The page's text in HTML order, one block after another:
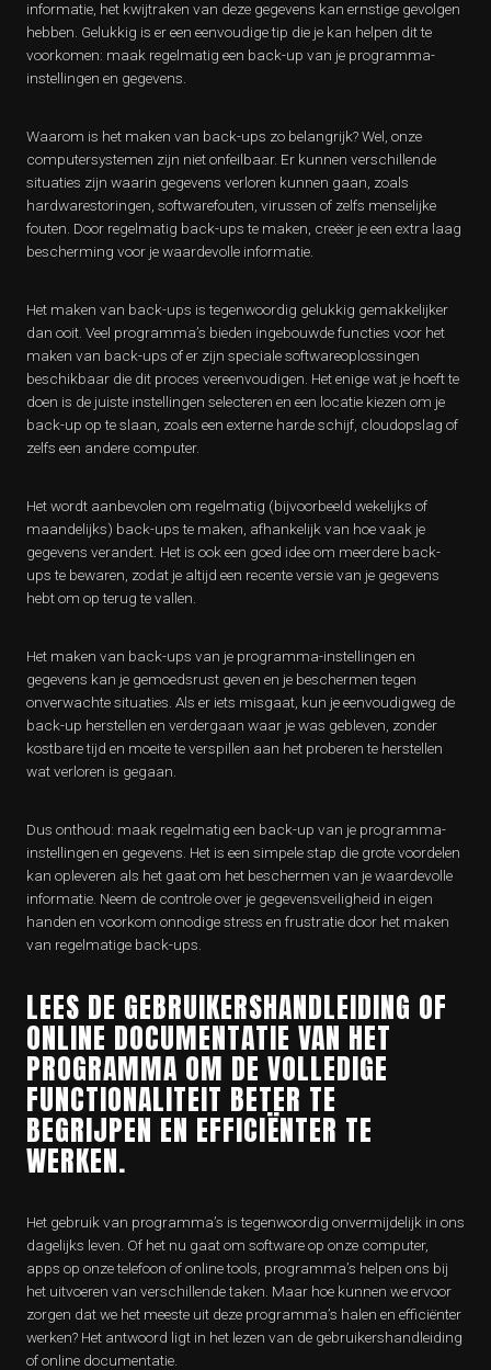
informatie, het kwijtraken van deze gegevens kan ernstige gevolgen
hebben. Gelukkig is er een eenvoudige tip die je kan helpen dit te
voorkomen: maak regelmatig een back-up van je programma-
instellingen en gegevens.
Waarom is het maken van back-ups zo belangrijk? Wel, onze
computersystemen zijn niet onfeilbaar. Er kunnen verschillende
situaties zijn waarin gegevens verloren kunnen gaan, zoals
hardwarestoringen, softwarefouten, virussen of zelfs menselijke
fouten. Door regelmatig back-ups te maken, creëer je een extra laag
bescherming voor je waardevolle informatie.
Het maken van back-ups is tegenwoordig gelukkig gemakkelijker
dan ooit. Veel programma’s bieden ingebouwde functies voor het
maken van back-ups of er zijn speciale softwareoplossingen
beschikbaar die dit proces vereenvoudigen. Het enige wat je hoeft te
doen is de juiste instellingen selecteren en een locatie kiezen om je
back-up op te slaan, zoals een externe harde schijf, cloudopslag of
zelfs een andere computer.
Het wordt aanbevolen om regelmatig (bijvoorbeeld wekelijks of
maandelijks) back-ups te maken, afhankelijk van hoe vaak je
gegevens verandert. Het is ook een goed idee om meerdere back-
ups te bewaren, zodat je altijd een recente versie van je gegevens
hebt om op terug te vallen.
Het maken van back-ups van je programma-instellingen en
gegevens kan je gemoedsrust geven en je beschermen tegen
onverwachte situaties. Als er iets misgaat, kun je eenvoudigweg de
back-up herstellen en verdergaan waar je was gebleven, zonder
kostbare tijd en moeite te verspillen aan het proberen te herstellen
wat verloren is gegaan.
Dus onthoud: maak regelmatig een back-up van je programma-
instellingen en gegevens. Het is een simpele stap die grote voordelen
kan opleveren als het gaat om het beschermen van je waardevolle
informatie. Neem de controle over je gegevensveiligheid in eigen
handen en voorkom onnodige stress en frustratie door het maken
van regelmatige back-ups.
LEES DE GEBRUIKERSHANDLEIDING OF
ONLINE DOCUMENTATIE VAN HET
PROGRAMMA OM DE VOLLEDIGE
FUNCTIONALITEIT BETER TE
BEGRIJPEN EN EFFICIËNTER TE
WERKEN.
Het gebruik van programma’s is tegenwoordig onvermijdelijk in ons
dagelijks leven. Of het nu gaat om software op onze computer,
apps op onze telefoon of online tools, programma’s helpen ons bij
het uitvoeren van verschillende taken. Maar hoe kunnen we ervoor
zorgen dat we het meeste uit deze programma’s halen en efficiënter
werken? Het antwoord ligt in het lezen van de gebruikershandleiding
of online documentatie.